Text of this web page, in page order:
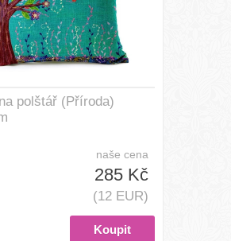
polštář (Příroda)
naše cena
285 Kč
(12 EUR)